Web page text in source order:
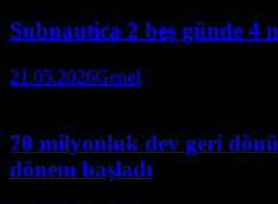
Subnautica 2 beş günde 4
21.05.2026Genel
70 milyonluk dev geri
dönem başladı